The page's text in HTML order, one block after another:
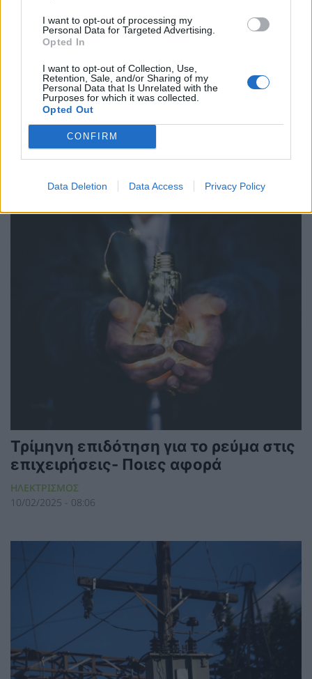
I want to opt-out of processing my
Personal Data for Targeted Advertising.
Opted In
I want to opt-out of Collection, Use,
Retention, Sale, and/or Sharing of my
Personal Data that Is Unrelated with the
Purposes for which it was collected.
Opted Out
CONFIRM
Data Deletion Data Access Privacy Policy
Φαύλος κύκλος για τους ιδιώτες
προμηθευτές η πιθανή έκτακτη
φορολόγηση της ενέργειας για τις
επιδοτήσεις
ΗΛΕΚΤΡΙΣΜΟΣ
11/02/2025 - 08:08
Τρίμηνη επιδότηση για το ρεύμα στις
επιχειρήσεις- Ποιες αφορά
ΗΛΕΚΤΡΙΣΜΟΣ
10/02/2025 - 08:06